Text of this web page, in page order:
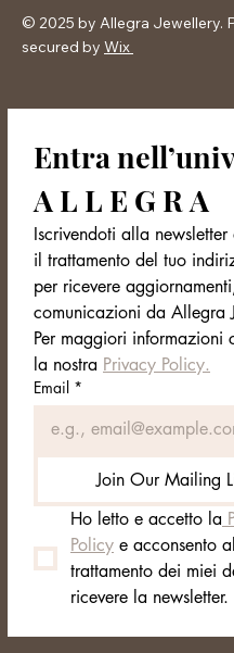
© 2025 by Allegra Jewellery.
secured by Wix
Entra
A L L E G R A
Iscrivendoti alla
il trattamento del tuo
per ricevere
comunicazioni da Allegra
Per maggiori informazioni
la nostra Privacy Policy.
Email *
Join Our Mailing
Ho letto e accetto la
Policy e acconsento al
trattamento dei miei
ricevere la newsletter.